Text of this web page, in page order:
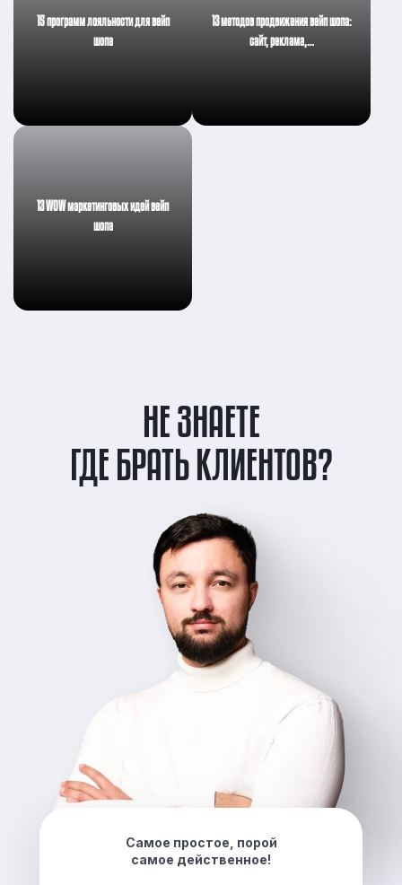
15 программ лояльности для вейп
шопа
13 методов продвижения вейп шопа:
сайт, реклама,…
13 WOW маркетинговых идей вейп
шопа
ГДЕ БРАТЬ КЛИЕНТОВ?
НЕ ЗНАЕТЕ
Самое простое, порой
самое действенное!